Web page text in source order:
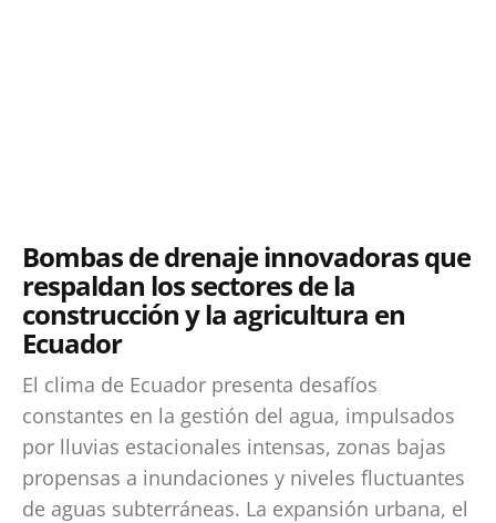
Bombas de drenaje innovadoras que
respaldan los sectores de la
construcción y la agricultura en
Ecuador
El clima de Ecuador presenta desafíos
constantes en la gestión del agua, impulsados
por lluvias estacionales intensas, zonas bajas
propensas a inundaciones y niveles fluctuantes
de aguas subterráneas. La expansión urbana, el